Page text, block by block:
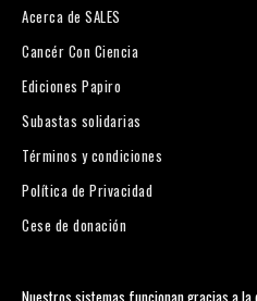
Acerca de SALES
Cancér Con Ciencia
Ediciones Papiro
Subastas solidarias
Términos y condiciones
Política de Privacidad
Cese de donación